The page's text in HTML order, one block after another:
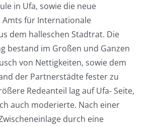
in Ufa, sowie die neue
für Internationale
dem halleschen Stadtrat. Die
bestand im Großen und Ganzen
von Nettigkeiten, sowie dem
der Partnerstädte fester zu
Redeanteil lag auf Ufa- Seite,
auch moderierte. Nach einer
durch eine